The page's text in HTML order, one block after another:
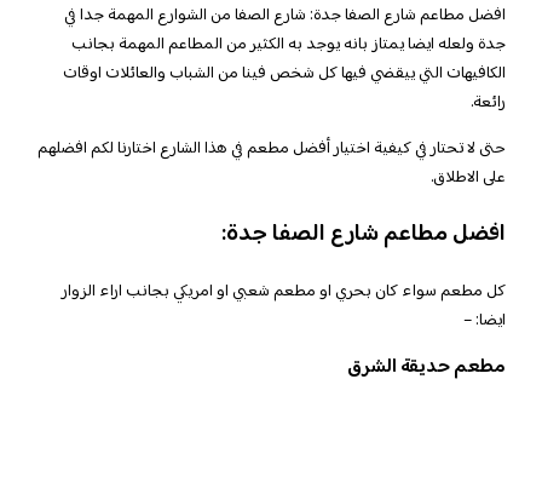
افضل مطاعم شارع الصفا جدة: شارع الصفا من الشوارع المهمة جدا في
جدة ولعله ايضا يمتاز بانه يوجد به الكثير من المطاعم المهمة بجانب
الكافيهات التي ييقضي فيها كل شخص فينا من الشباب والعائلات اوقات
رائعة.
حتى لا تحتار في كيفية اختيار أفضل مطعم في هذا الشارع اختارنا لكم افضلهم
على الاطلاق.
افضل مطاعم شارع الصفا جدة:
كل مطعم سواء كان بحري او مطعم شعبي او امريكي بجانب اراء الزوار
ايضا: –
مطعم حديقة الشرق